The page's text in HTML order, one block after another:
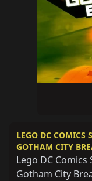
LEGO DC COMICS
GOTHAM CITY
Lego DC
Gotham City